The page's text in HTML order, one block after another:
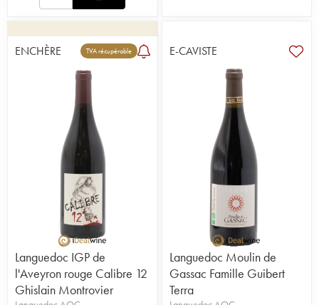
ENCHÈRE TVA récupérable
Languedoc IGP de
l'Aveyron rouge Calibre 12
Ghislain Montrovier
E-CAVISTE
Languedoc Moulin de
Gassac Famille Guibert
Terra